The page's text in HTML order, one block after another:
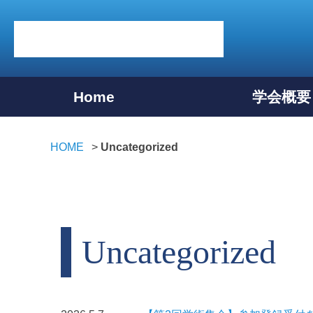
Home 学会概要
HOME Uncategorized
Uncategorized